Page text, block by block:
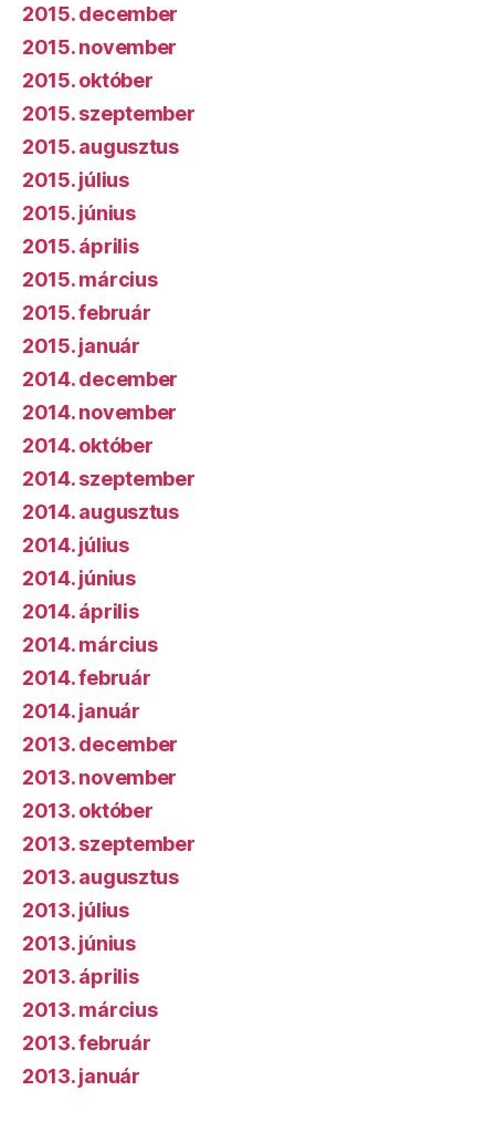
2015. december
2015. november
2015. október
2015. szeptember
2015. augusztus
2015. július
2015. június
2015. április
2015. március
2015. február
2015. január
2014. december
2014. november
2014. október
2014. szeptember
2014. augusztus
2014. július
2014. június
2014. április
2014. március
2014. február
2014. január
2013. december
2013. november
2013. október
2013. szeptember
2013. augusztus
2013. július
2013. június
2013. április
2013. március
2013. február
2013. január